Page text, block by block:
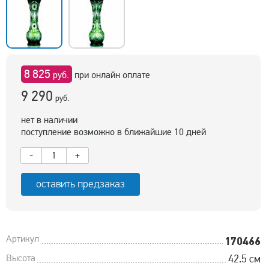
8 825 руб. при онлайн оплате
9 290 руб.
нет в наличии
поступление возможно в ближайшие 10 дней
-
+
оставить предзаказ
Артикул 170466
Высота 42.5 см